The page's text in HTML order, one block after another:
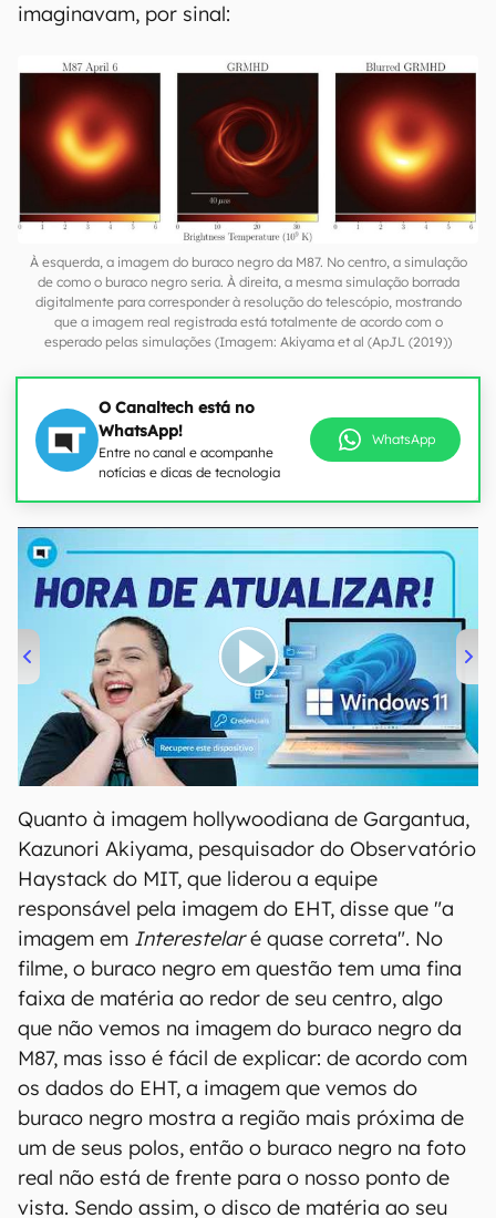
imaginavam, por sinal:
À esquerda, a imagem do buraco negro da M87. No centro, a simulação
de como o buraco negro seria. À direita, a mesma simulação borrada
digitalmente para corresponder à resolução do telescópio, mostrando
que a imagem real registrada está totalmente de acordo com o
esperado pelas simulações (Imagem: Akiyama et al (ApJL (2019))
O Canaltech está no
WhatsApp!
Entre no canal e acompanhe
notícias e dicas de tecnologia
WhatsApp
00:00 04:52
Quanto à imagem hollywoodiana de Gargantua,
Kazunori Akiyama, pesquisador do Observatório
Haystack do MIT, que liderou a equipe
responsável pela imagem do EHT, disse que "a
imagem em Interestelaré quase correta". No
filme, o buraco negro em questão tem uma fina
faixa de matéria ao redor de seu centro, algo
que não vemos na imagem do buraco negro da
M87, mas isso é fácil de explicar: de acordo com
os dados do EHT, a imagem que vemos do
buraco negro mostra a região mais próxima de
um de seus polos, então o buraco negro na foto
real não está de frente para o nosso ponto de
vista. Sendo assim, o disco de matéria ao seu